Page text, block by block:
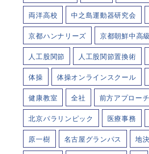
両洋高校 中之島運動器研究会
京都ハンナリーズ 京都朝鮮中高
人工股関節 人工股関節置換術
体操 体操オンラインスクール
健康教室 全社 前方アプローチ
北京パラリンピック 医療事務
原一樹 名古屋グランパス 地決